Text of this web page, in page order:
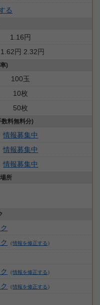
る
1.16円
円 2.32円
)
100玉
10枚
50枚
料無料分)
情報募集中
情報募集中
情報募集中
所
（情報を修正する ）
（情報を修正する ）
（情報を修正する ）